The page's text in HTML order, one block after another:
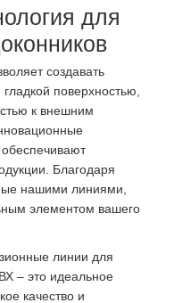
для
создавать
поверхностью,
к внешним
Благодаря
нашими линиями,
элементом вашего
линии для
– это идеальное
качество и